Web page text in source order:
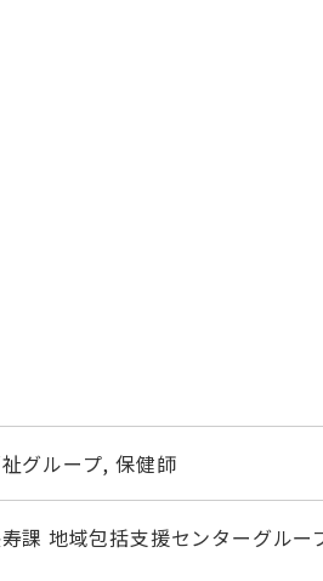
グループ, 保健師
課 地域包括支援センターグルー